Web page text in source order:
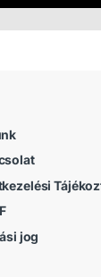
jog